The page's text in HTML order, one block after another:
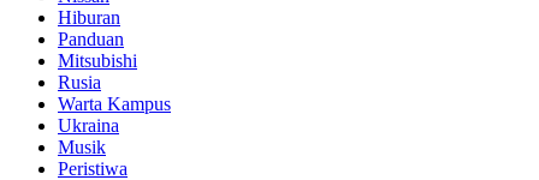
Hiburan
Panduan
Mitsubishi
Rusia
Warta Kampus
Ukraina
Musik
Peristiwa